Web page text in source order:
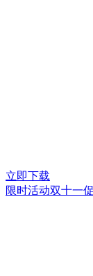
立即下载
限时活动双十一